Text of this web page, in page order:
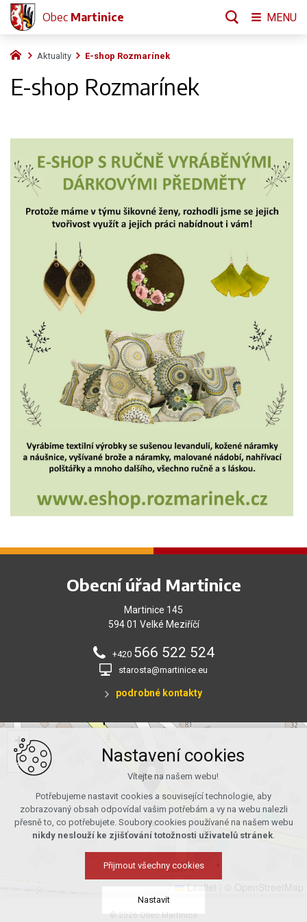
Aktuality E-shop Rozmarínek
E-shop Rozmarínek
Obecní úřad Martinice
Martinice 145
594 01 Velké Meziříčí
+420 566 522 524
starosta@martinice.eu
podrobné kontakty
+
−
Leaflet
© 2026 Obec Martinice
Obec Martinice MENU
Nastavení cookies
Vítejte na našem webu!
Potřebujeme nastavit cookies a související technologie, aby
zobrazovaný obsah odpovídal vašim potřebám a vy na webu nalezli
přesně to, co potřebujete. Soubory cookies používané na našem webu
nikdy neslouží ke zjišťování totožnosti uživatelů stránek.
Přijmout všechny cookies
Nastavit